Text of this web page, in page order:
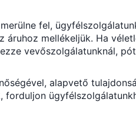
fel,
mellékeljük. Ha
vevőszolgálatunknál,
alapvető